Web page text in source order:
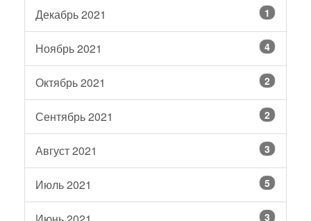
Декабрь 2021 1
Ноябрь 2021 4
Октябрь 2021 2
Сентябрь 2021 2
Август 2021 3
Июль 2021 5
3